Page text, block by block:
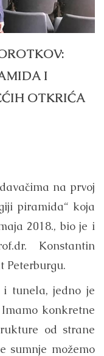
I
OTKRIĆA
na prvoj
piramida“ koja
2018., bio je i
Konstantin
Peterburgu.
i tunela, jedno je
konkretne
od strane
sumnje možemo